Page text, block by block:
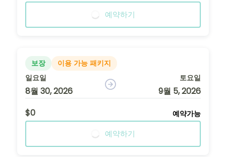
예약하기
보장
이용 가능 패키지
일요일
8월 30, 2026
토요일
9월 5, 2026
$0
예약가능
예약하기